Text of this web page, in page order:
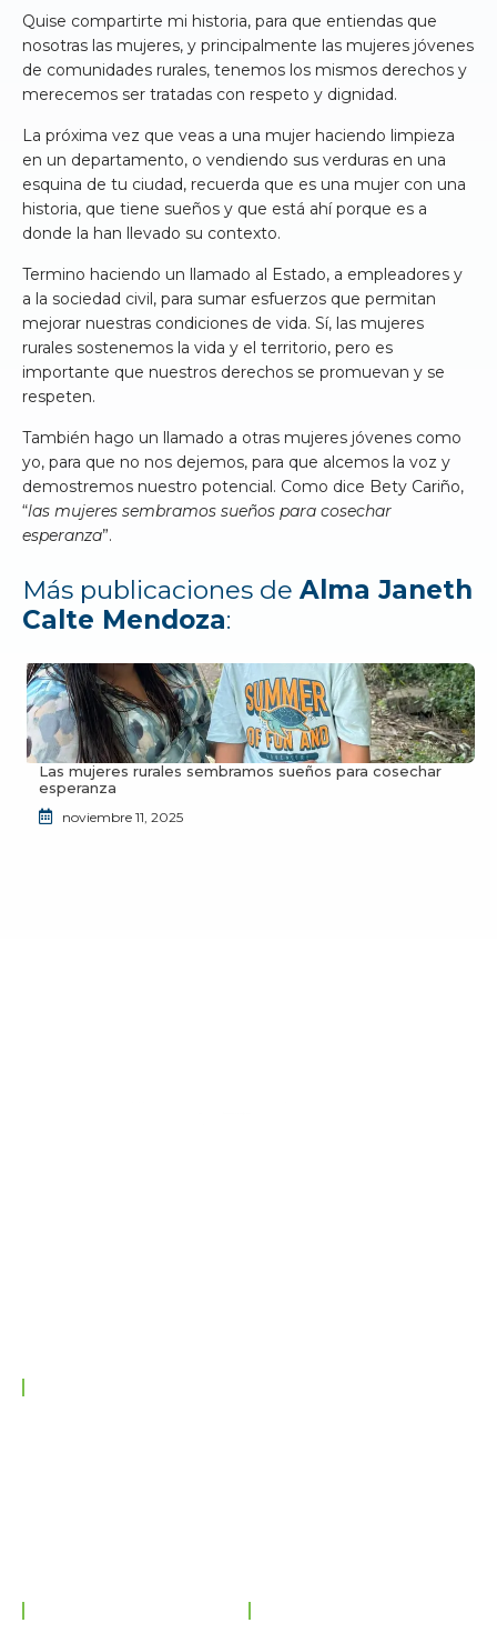
Quise compartirte mi historia, para que entiendas que
nosotras las mujeres, y principalmente las mujeres jóvenes
de comunidades rurales, tenemos los mismos derechos y
merecemos ser tratadas con respeto y dignidad.
La próxima vez que veas a una mujer haciendo limpieza
en un departamento, o vendiendo sus verduras en una
esquina de tu ciudad, recuerda que es una mujer con una
historia, que tiene sueños y que está ahí porque es a
donde la han llevado su contexto.
Termino haciendo un llamado al Estado, a empleadores y
a la sociedad civil, para sumar esfuerzos que permitan
mejorar nuestras condiciones de vida. Sí, las mujeres
rurales sostenemos la vida y el territorio, pero es
importante que nuestros derechos se promuevan y se
respeten.
También hago un llamado a otras mujeres jóvenes como
yo, para que no nos dejemos, para que alcemos la voz y
demostremos nuestro potencial. Como dice Bety Cariño,
“las mujeres sembramos sueños para cosechar
esperanza”.
Más publicaciones de Alma Janeth
Calte Mendoza:
Las mujeres rurales sembramos sueños para cosechar
esperanza
noviembre 11, 2025